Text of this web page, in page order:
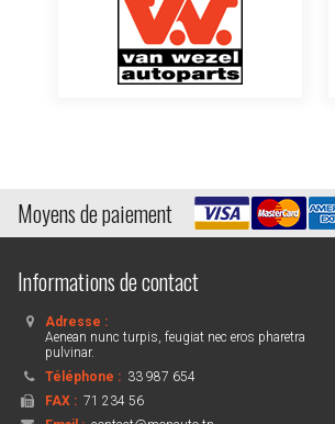
Moyens de paiement
Informations de contact
Adresse :
Aenean nunc turpis, feugiat nec eros pharetra
pulvinar.
Téléphone : 33 987 654
FAX : 71 234 56